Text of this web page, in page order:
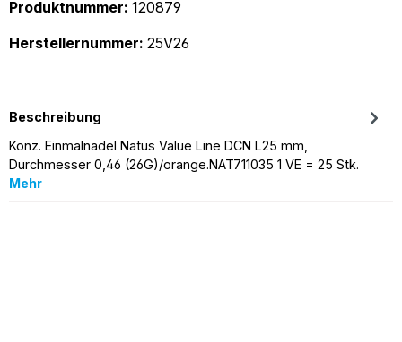
Produktnummer: 120879
Herstellernummer: 25V26
Beschreibung
Konz. Einmalnadel Natus Value Line DCN L25 mm,
Durchmesser 0,46 (26G)/orange.NAT711035 1 VE = 25 Stk.
Mehr